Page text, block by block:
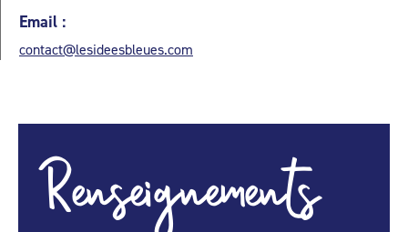
Email :
contact@lesideesbleues.com
Renseignements